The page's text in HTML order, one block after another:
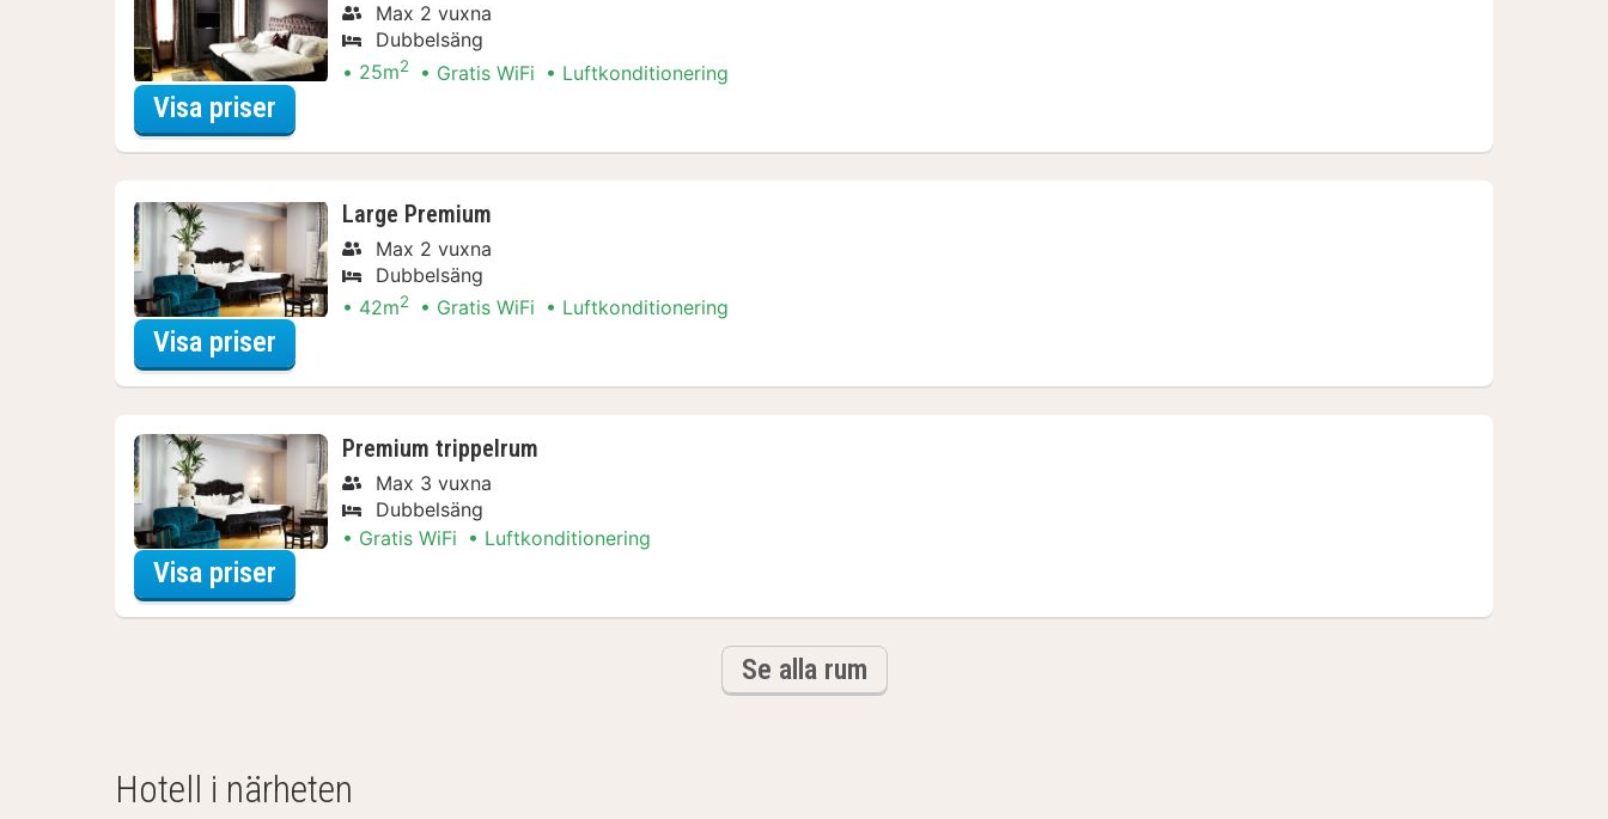
Max 2 vuxna
Dubbelsäng
25m2 Gratis WiFi Luftkonditionering
Visa priser
Large Premium
Max 2 vuxna
Dubbelsäng
42m2 Gratis WiFi Luftkonditionering
Visa priser
Premium trippelrum
Max 3 vuxna
Dubbelsäng
Gratis WiFi
Luftkonditionering
Visa priser
Se alla rum
Hotell i närheten